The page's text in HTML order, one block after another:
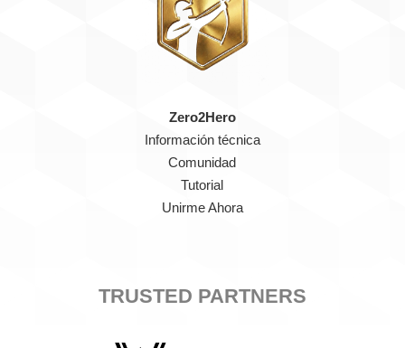
Zero2Hero
Información técnica
Comunidad
Tutorial
Unirme Ahora
TRUSTED PARTNERS